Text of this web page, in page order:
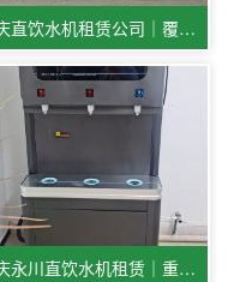
重庆直饮水机租赁公司｜覆盖贵阳成都宜宾多城市商用饮水服务
重庆永川直饮水机租赁｜重庆心园净水：专业全托管，健康好水省心选